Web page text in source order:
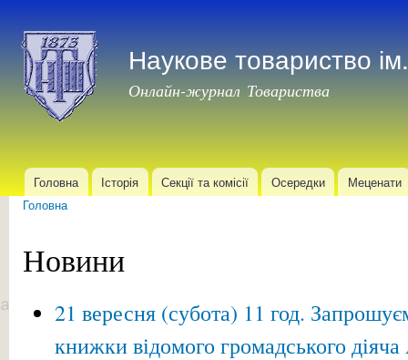
Наукове товариство
Онлайн-журнал Товариства
Головне меню
Головна Історія Секції та комісії Осередки Меценати
Головна
Новини
21 вересня (субота) 11 год.
книжки відомого громадського